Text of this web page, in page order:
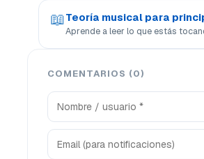
📖Teoría musical para
Aprende a leer lo que estás
COMENTARIOS (0)